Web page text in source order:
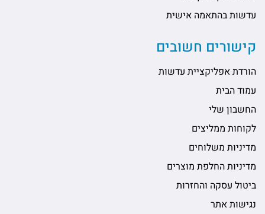
עדשות בהתאמה אישית
קישורים חשובים
הורדת אפליקציית עדשות
עמוד הבית
החשבון שלי
לקוחות ממליצים
מדיניות משלוחים
מדיניות החלפת מוצרים
ביטול עסקה והחזרות
נגישות אתר